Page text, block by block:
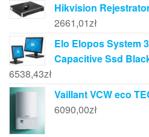
Hikvision
2661,01zł
Elo Elopos System
Capacitive Ssd
6538,43zł
Vaillant VCW eco
6090,00zł